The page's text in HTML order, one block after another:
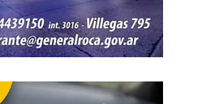
de turno, ambos hombres
el marco de una causa por